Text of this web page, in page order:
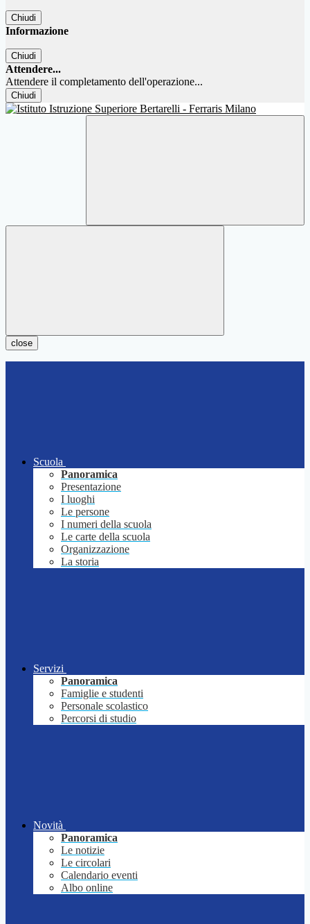
Chiudi
Informazione
Chiudi
Attendere...
Attendere il completamento dell'operazione...
Chiudi
close
Scuola
Panoramica
Presentazione
I luoghi
Le persone
I numeri della scuola
Le carte della scuola
Organizzazione
La storia
Servizi
Panoramica
Famiglie e studenti
Personale scolastico
Percorsi di studio
Novità
Panoramica
Le notizie
Le circolari
Calendario eventi
Albo online